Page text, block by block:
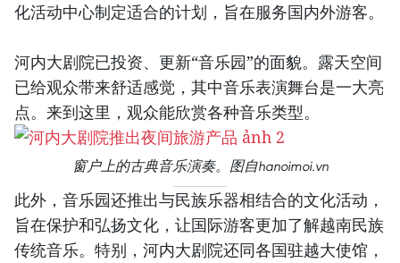
化活动中心制定适合的计划，旨在服务国内外游客。
河内大剧院已投资、更新“音乐园”的面貌。露天空间
已给观众带来舒适感觉，其中音乐表演舞台是一大亮
点。来到这里，观众能欣赏各种音乐类型。
窗户上的古典音乐演奏。图自hanoimoi.vn
此外，音乐园还推出与民族乐器相结合的文化活动，
旨在保护和弘扬文化，让国际游客更加了解越南民族
传统音乐。特别，河内大剧院还同各国驻越大使馆，